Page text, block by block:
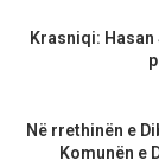
Krasniqi:
Në rrethinën e
Komunën e